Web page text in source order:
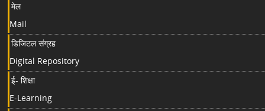
मेल
Mail
डिजिटल संग्रह
Digital Repository
ई- शिक्षा
E-Learning